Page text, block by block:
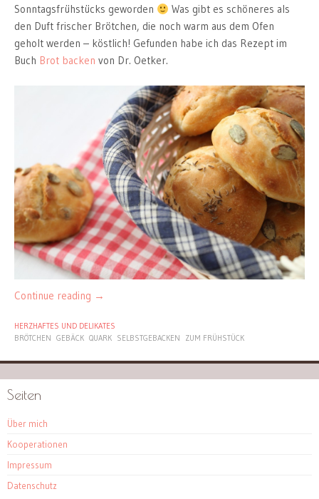
Sonntagsfrühstücks geworden
Was gibt es schöneres als
den Duft frischer Brötchen, die noch warm aus dem Ofen
geholt werden – köstlich! Gefunden habe ich das Rezept im
Buch Brot backen von Dr. Oetker.
Continue reading →
HERZHAFTES UND DELIKATES
BRÖTCHEN GEBÄCK QUARK SELBSTGEBACKEN ZUM FRÜHSTÜCK
Seiten
Über mich
Kooperationen
Impressum
Datenschutz